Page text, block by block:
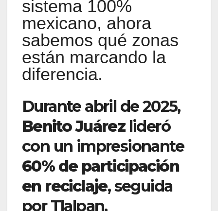
sistema 100%
mexicano, ahora
sabemos qué zonas
están marcando la
diferencia.
Durante abril de 2025,
Benito Juárezlideró
con un impresionante
60% de participación
en reciclaje, seguida
por Tlalpan,